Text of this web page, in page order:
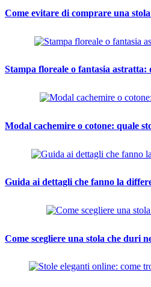
Come evitare di comprare una
Stampa floreale o fantasia astratta:
Modal cachemire o cotone: quale
Guida ai dettagli che fanno la
Come scegliere una stola che duri